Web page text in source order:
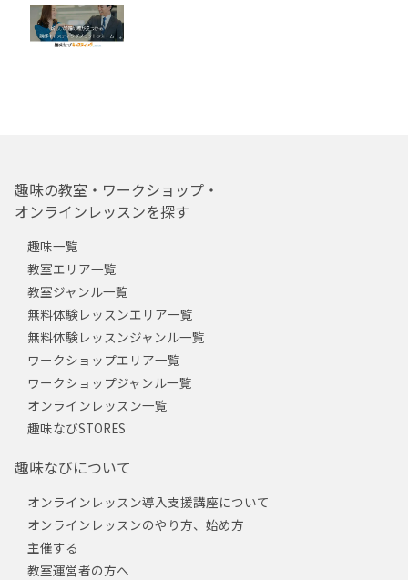
趣味の教室・ワークショップ・
オンラインレッスンを探す
趣味一覧
教室エリア一覧
教室ジャンル一覧
無料体験レッスンエリア一覧
無料体験レッスンジャンル一覧
ワークショップエリア一覧
ワークショップジャンル一覧
オンラインレッスン一覧
趣味なびSTORES
趣味なびについて
オンラインレッスン導入支援講座について
オンラインレッスンのやり方、始め方
主催する
教室運営者の方へ